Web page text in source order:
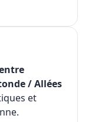
/ Allées
et